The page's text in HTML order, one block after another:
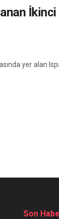
yer alan
Son